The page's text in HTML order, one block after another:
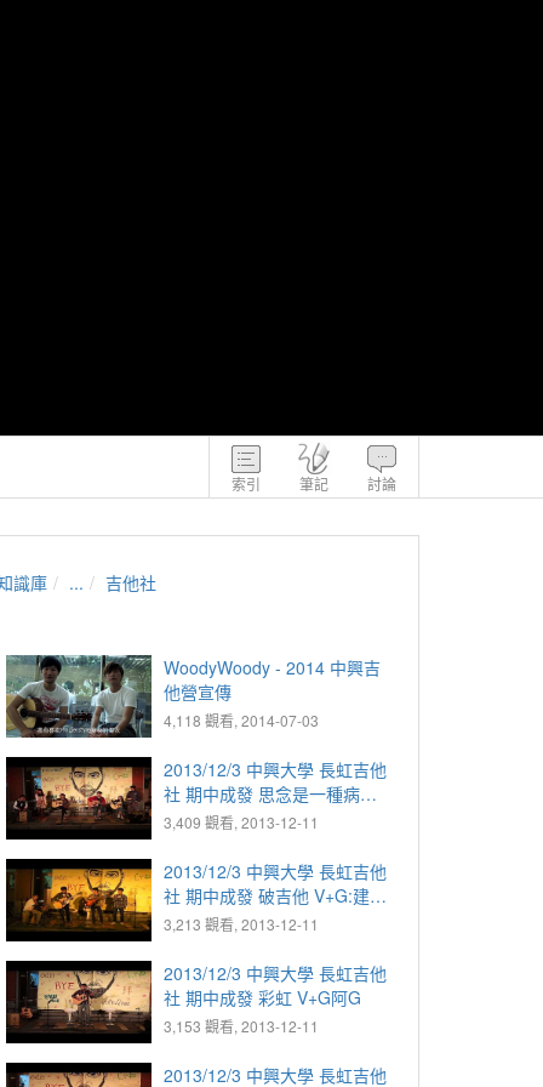
索引 筆記 討論
識庫 ... 吉他社
WoodyWoody - 2014 中興吉
他營宣傳
4,118 觀看, 2014-07-03
2013/12/3 中興大學 長虹吉他
社 期中成發 思念是一種病
V+G:Ruby V:昆奇 R+G:林珊
3,409 觀看, 2013-12-11
2013/12/3 中興大學 長虹吉他
社 期中成發 破吉他 V+G:建良
G:馬駿 D:克諭 合:凱鴻
3,213 觀看, 2013-12-11
2013/12/3 中興大學 長虹吉他
社 期中成發 彩虹 V+G阿G
3,153 觀看, 2013-12-11
2013/12/3 中興大學 長虹吉他